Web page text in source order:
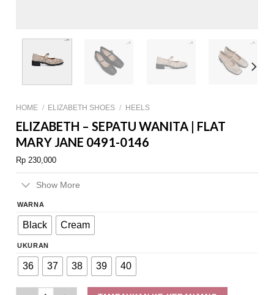
HOME / ELIZABETH SHOES / HEELS
ELIZABETH – SEPATU WANITA | FLAT
MARY JANE 0491-0146
Rp 230,000
Show More
WARNA
Black Cream
UKURAN
36 37 38 39 40